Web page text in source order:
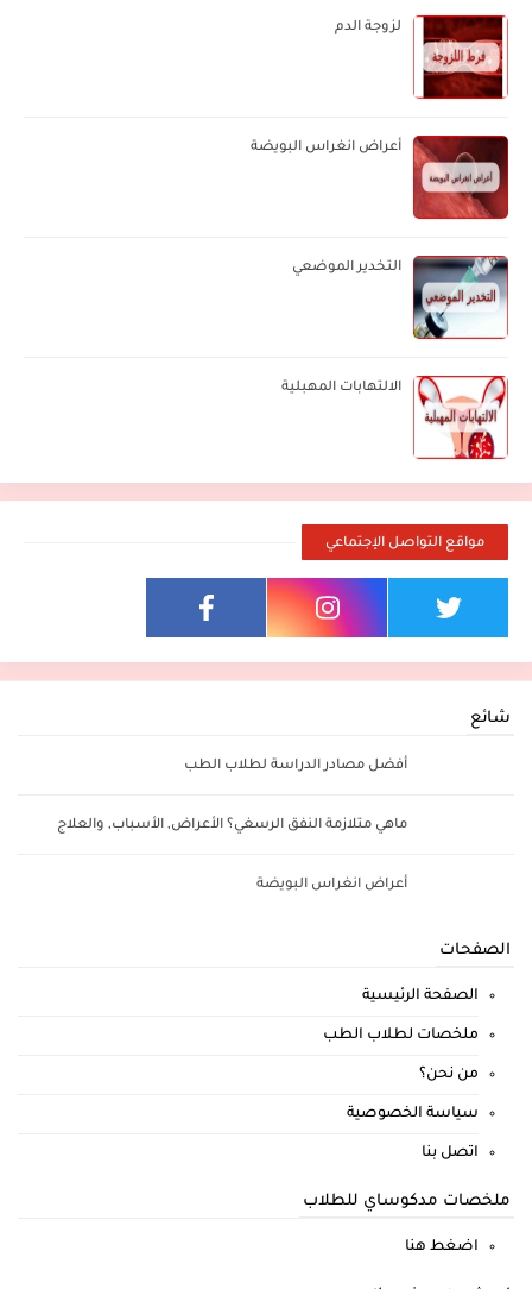
لزوجة الدم
أعراض انغراس البويضة
التخدير الموضعي
الالتهابات المهبلية
مواقع التواصل الإجتماعي
شائع
أفضل مصادر الدراسة لطلاب الطب
ماهي متلازمة النفق الرسغي؟ الأعراض, الأسباب, والعلاج
أعراض انغراس البويضة
الصفحات
الصفحة الرئيسية
ملخصات لطلاب الطب
من نحن؟
سياسة الخصوصية
اتصل بنا
ملخصات مدكوساي للطلاب
اضغط هنا